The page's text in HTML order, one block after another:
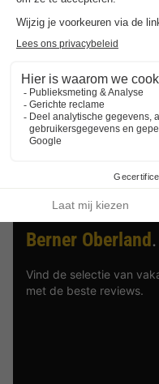
Ben jij op zoek naar een
Oberland? Dan zijn er een
voor een luxe
vakantiewoning op een
ook voor kiest, met een
de aanbiedingen van
Best
Berner Oberland.
Vind de selectie van
met de beste reviews.